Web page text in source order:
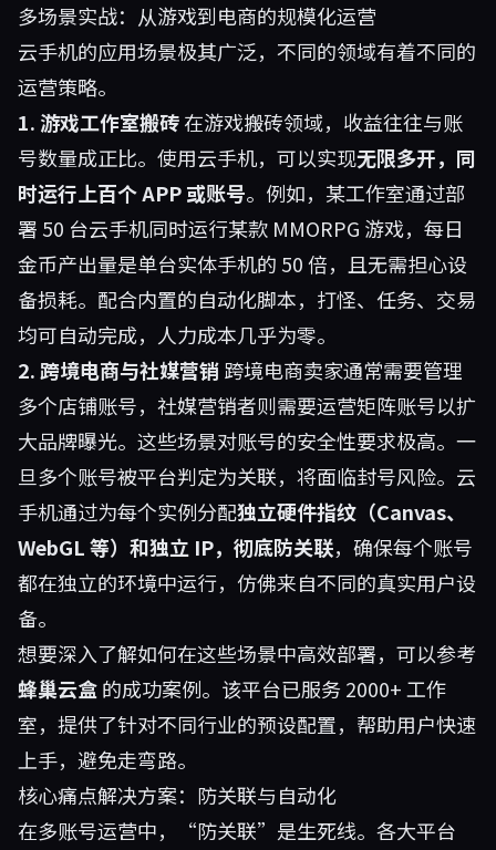
多场景实战：从游戏到电商的规模化运营
云手机的应用场景极其广泛，不同的领域有着不同的
运营策略。
1. 游戏工作室搬砖在游戏搬砖领域，收益往往与账
号数量成正比。使用云手机，可以实现无限多开，同
时运行上百个 APP 或账号。例如，某工作室通过部
署 50 台云手机同时运行某款 MMORPG 游戏，每日
金币产出量是单台实体手机的 50 倍，且无需担心设
备损耗。配合内置的自动化脚本，打怪、任务、交易
均可自动完成，人力成本几乎为零。
2. 跨境电商与社媒营销跨境电商卖家通常需要管理
多个店铺账号，社媒营销者则需要运营矩阵账号以扩
大品牌曝光。这些场景对账号的安全性要求极高。一
旦多个账号被平台判定为关联，将面临封号风险。云
手机通过为每个实例分配独立硬件指纹（Canvas、
WebGL 等）和独立 IP，彻底防关联，确保每个账号
都在独立的环境中运行，仿佛来自不同的真实用户设
备。
想要深入了解如何在这些场景中高效部署，可以参考
蜂巢云盒的成功案例。该平台已服务 2000+ 工作
室，提供了针对不同行业的预设配置，帮助用户快速
上手，避免走弯路。
核心痛点解决方案：防关联与自动化
在多账号运营中，“防关联”是生死线。各大平台